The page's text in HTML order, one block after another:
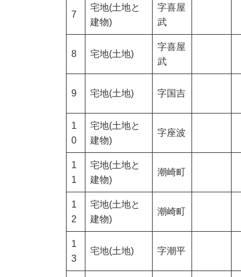
7
宅地(土地と
建物)
字喜屋
武
8 宅地(土地)
字喜屋
武
9 宅地(土地) 字国吉
1
0
宅地(土地と
建物)
字座波
1
1
宅地(土地と
建物)
潮崎町
1
2
宅地(土地と
建物)
潮崎町
1
3
宅地(土地) 字潮平